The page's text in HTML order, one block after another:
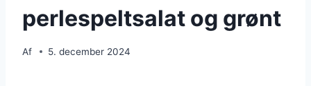
perlespeltsalat og grønt
Af 5. december 2024